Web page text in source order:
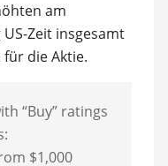
am
Zeit insgesamt
die Aktie.
“Buy” ratings
$1,000